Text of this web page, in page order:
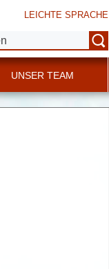
LEICHTE SPRACHE
UNSER TEAM